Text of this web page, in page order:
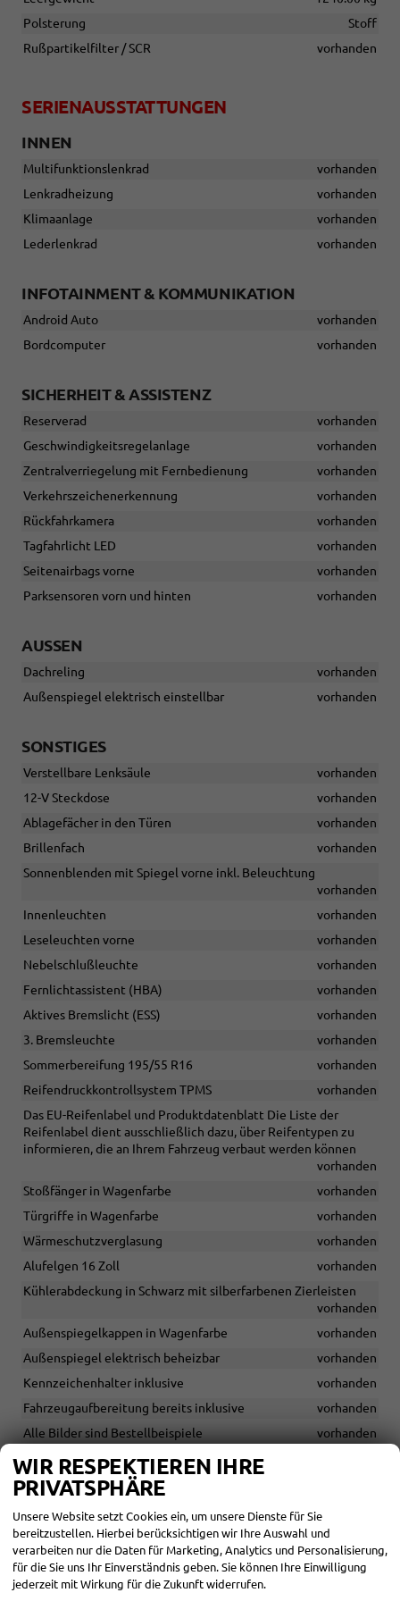
Polsterung
Stoff
Rußpartikelfilter / SCR
vorhanden
SERIENAUSSTATTUNGEN
INNEN
Multifunktionslenkrad
vorhanden
Lenkradheizung
vorhanden
Klimaanlage
vorhanden
Lederlenkrad
vorhanden
INFOTAINMENT & KOMMUNIKATION
Android Auto
vorhanden
Bordcomputer
vorhanden
SICHERHEIT & ASSISTENZ
Reserverad
vorhanden
Geschwindigkeitsregelanlage
vorhanden
Zentralverriegelung mit Fernbedienung
vorhanden
Verkehrszeichenerkennung
vorhanden
Rückfahrkamera
vorhanden
Tagfahrlicht LED
vorhanden
Seitenairbags vorne
vorhanden
Parksensoren vorn und hinten
vorhanden
AUSSEN
Dachreling
vorhanden
Außenspiegel elektrisch einstellbar
vorhanden
SONSTIGES
Verstellbare Lenksäule
vorhanden
12-V Steckdose
vorhanden
Ablagefächer in den Türen
vorhanden
Brillenfach
vorhanden
Sonnenblenden mit Spiegel vorne inkl. Beleuchtung
vorhanden
Innenleuchten
vorhanden
Leseleuchten vorne
vorhanden
Nebelschlußleuchte
vorhanden
Fernlichtassistent (HBA)
vorhanden
Aktives Bremslicht (ESS)
vorhanden
3. Bremsleuchte
vorhanden
Sommerbereifung 195/55 R16
vorhanden
Reifendruckkontrollsystem TPMS
vorhanden
Das EU-Reifenlabel und Produktdatenblatt Die Liste der
Reifenlabel dient ausschließlich dazu, über Reifentypen zu
informieren, die an Ihrem Fahrzeug verbaut werden können
vorhanden
Stoßfänger in Wagenfarbe
vorhanden
Türgriffe in Wagenfarbe
vorhanden
Wärmeschutzverglasung
vorhanden
Alufelgen 16 Zoll
vorhanden
Kühlerabdeckung in Schwarz mit silberfarbenen Zierleisten
vorhanden
Außenspiegelkappen in Wagenfarbe
vorhanden
Außenspiegel elektrisch beheizbar
vorhanden
Kennzeichenhalter inklusive
vorhanden
Fahrzeugaufbereitung bereits inklusive
vorhanden
Alle Bilder sind Bestellbeispiele
vorhanden
USB-Ladebuchse hinten
USB-Schnittstellen vorne
Kia-Radio mit RDS- und MP3-Funktion
Farb-Touchscreen 8-Zoll
vorhanden
Digitaler Radioempfang DAB
vorhanden
Apple CarPlay
WIR RESPEKTIEREN IHRE
PRIVATSPHÄRE
Unsere Website setzt Cookies ein, um unsere Dienste für Sie
bereitzustellen. Hierbei berücksichtigen wir Ihre Auswahl und
verarbeiten nur die Daten für Marketing, Analytics und Personalisierung,
für die Sie uns Ihr Einverständnis geben. Sie können Ihre Einwilligung
jederzeit mit Wirkung für die Zukunft widerrufen.